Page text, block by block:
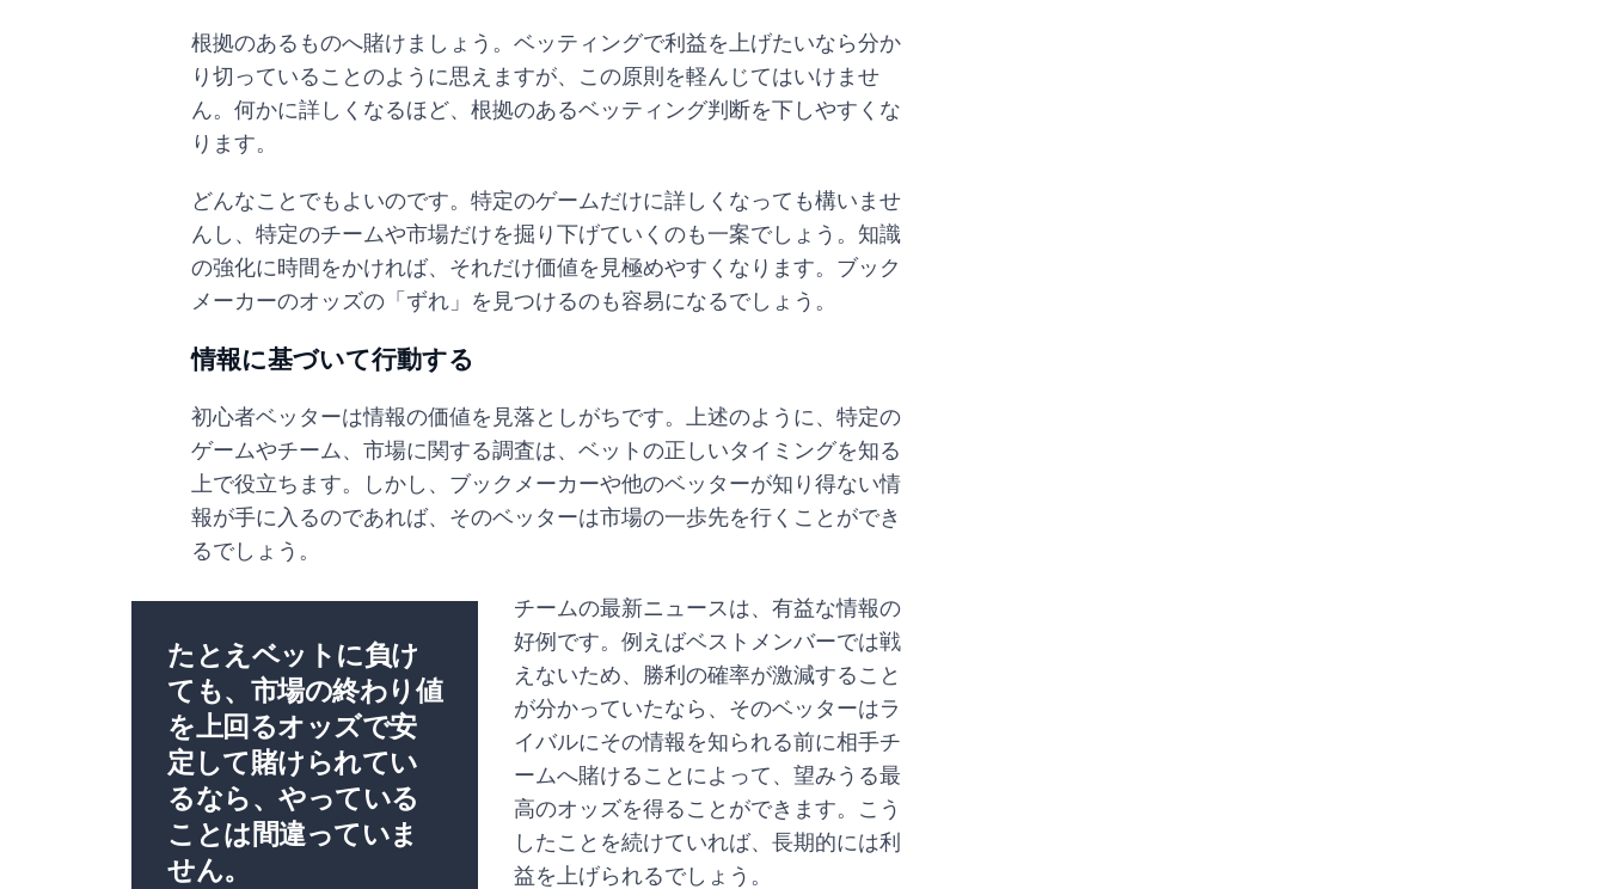
根拠のあるものへ賭けましょう。ベッティングで利益を上げたいなら分か
り切っていることのように思えますが、この原則を軽んじてはいけませ
ん。何かに詳しくなるほど、根拠のあるベッティング判断を下しやすくな
ります。
どんなことでもよいのです。特定のゲームだけに詳しくなっても構いませ
んし、特定のチームや市場だけを掘り下げていくのも一案でしょう。知識
の強化に時間をかければ、それだけ価値を見極めやすくなります。ブック
メーカーのオッズの「ずれ」を見つけるのも容易になるでしょう。
情報に基づいて行動する
初心者ベッターは情報の価値を見落としがちです。上述のように、特定の
ゲームやチーム、市場に関する調査は、ベットの正しいタイミングを知る
上で役立ちます。しかし、ブックメーカーや他のベッターが知り得ない情
報が手に入るのであれば、そのベッターは市場の一歩先を行くことができ
るでしょう。
たとえベットに負け
ても、市場の終わり値
を上回るオッズで安
定して賭けられてい
るなら、やっている
ことは間違っていま
せん。
チームの最新ニュースは、有益な情報の
好例です。例えばベストメンバーでは戦
えないため、勝利の確率が激減すること
が分かっていたなら、そのベッターはラ
イバルにその情報を知られる前に相手チ
ームへ賭けることによって、望みうる最
高のオッズを得ることができます。こう
したことを続けていれば、長期的には利
益を上げられるでしょう。